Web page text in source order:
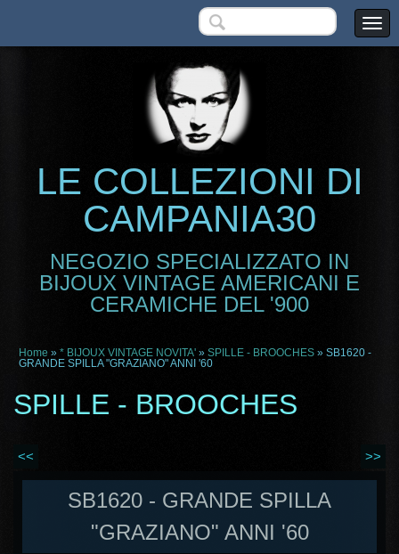
LE COLLEZIONI DI
CAMPANIA30
NEGOZIO SPECIALIZZATO IN
BIJOUX VINTAGE AMERICANI E
CERAMICHE DEL '900
Home » * BIJOUX VINTAGE NOVITA' » SPILLE - BROOCHES » SB1620 -
GRANDE SPILLA "GRAZIANO" ANNI '60
SPILLE - BROOCHES
<< >>
SB1620 - GRANDE SPILLA
"GRAZIANO" ANNI '60